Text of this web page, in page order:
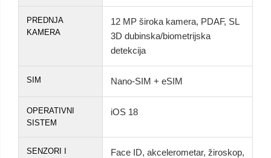
PREDNJA
KAMERA
12 MP široka kamera, PDAF, SL
3D dubinska/biometrijska
detekcija
SIM Nano-SIM + eSIM
OPERATIVNI
SISTEM
iOS 18
SENZORI I
Face ID, akcelerometar, žiroskop,